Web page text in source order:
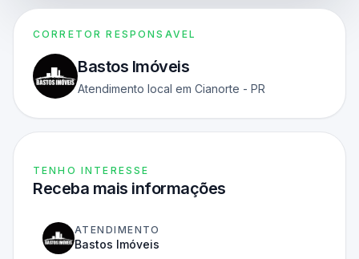
CORRETOR RESPONSAVEL
Bastos Imóveis
Atendimento local em Cianorte - PR
TENHO INTERESSE
Receba mais informações
ATENDIMENTO
Bastos Imóveis